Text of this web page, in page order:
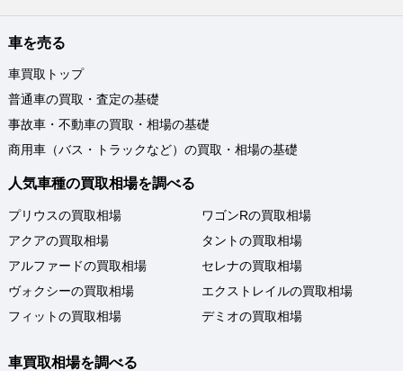
車を売る
車買取トップ
普通車の買取・査定の基礎
事故車・不動車の買取・相場の基礎
商用車（バス・トラックなど）の買取・相場の基礎
人気車種の買取相場を調べる
プリウスの買取相場
アクアの買取相場
アルファードの買取相場
ヴォクシーの買取相場
フィットの買取相場
ワゴンRの買取相場
タントの買取相場
セレナの買取相場
エクストレイルの買取相場
デミオの買取相場
車買取相場を調べる